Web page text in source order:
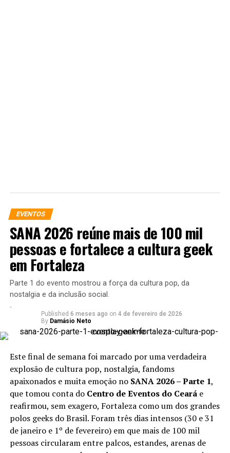
EVENTOS
SANA 2026 reúne mais de 100 mil
pessoas e fortalece a cultura geek
em Fortaleza
Parte 1 do evento mostrou a força da cultura pop, da
nostalgia e da inclusão social.
Published 6 meses ago on 4 de fevereiro de 2026
By Damásio Neto
Este final de semana foi marcado por uma verdadeira
explosão de cultura pop, nostalgia, fandoms
apaixonados e muita emoção no SANA 2026 – Parte 1,
que tomou conta do Centro de Eventos do Cearáe
reafirmou, sem exagero, Fortaleza como um dos grandes
polos geeks do Brasil. Foram três dias intensos (30 e 31
de janeiro e 1º de fevereiro) em que mais de 100 mil
pessoas circularam entre palcos, estandes, arenas de